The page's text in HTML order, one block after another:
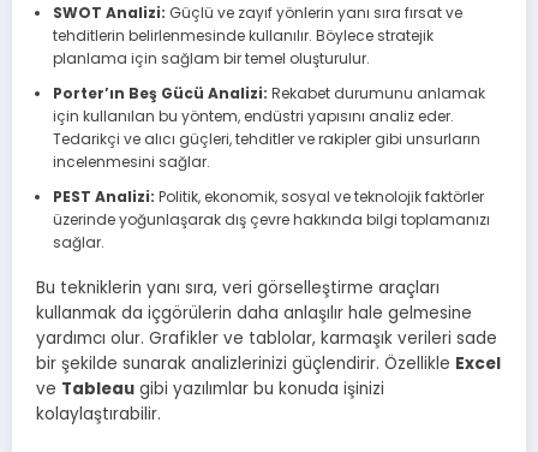
SWOT Analizi: Güçlü ve zayıf yönlerin yanı sıra fırsat ve
tehditlerin belirlenmesinde kullanılır. Böylece stratejik
planlama için sağlam bir temel oluşturulur.
Porter’ın Beş Gücü Analizi: Rekabet durumunu anlamak
için kullanılan bu yöntem, endüstri yapısını analiz eder.
Tedarikçi ve alıcı güçleri, tehditler ve rakipler gibi unsurların
incelenmesini sağlar.
PEST Analizi: Politik, ekonomik, sosyal ve teknolojik faktörler
üzerinde yoğunlaşarak dış çevre hakkında bilgi toplamanızı
sağlar.
Bu tekniklerin yanı sıra, veri görselleştirme araçları
kullanmak da içgörülerin daha anlaşılır hale gelmesine
yardımcı olur. Grafikler ve tablolar, karmaşık verileri sade
bir şekilde sunarak analizlerinizi güçlendirir. Özellikle Excel
ve Tableau gibi yazılımlar bu konuda işinizi
kolaylaştırabilir.